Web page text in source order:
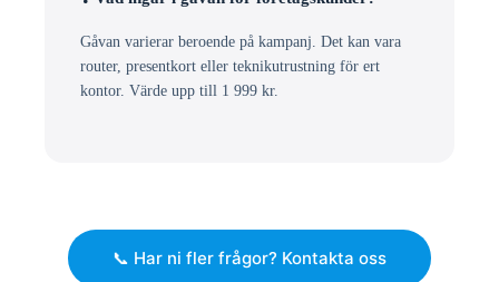
Gåvan varierar beroende på kampanj. Det kan vara
router, presentkort eller teknikutrustning för ert
kontor. Värde upp till 1 999 kr.
📞 Har ni fler frågor? Kontakta oss